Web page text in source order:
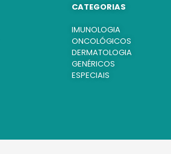
CATEGORIAS
IMUNOLOGIA
ONCOLÓGICOS
DERMATOLOGIA
GENÉRICOS
ESPECIAIS